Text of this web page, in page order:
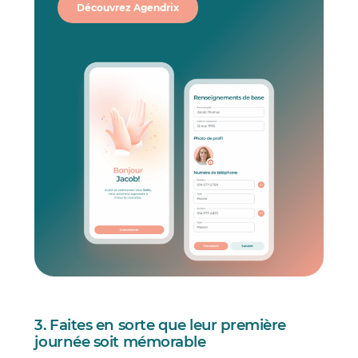
Découvrez Agendrix
3. Faites en sorte que leur première
journée soit mémorable